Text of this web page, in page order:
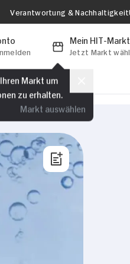
Verantwortung & Nachhaltigkeit
Mein HIT-Markt
Jetzt Markt
Markt um
zu erhalten.
Markt auswählen